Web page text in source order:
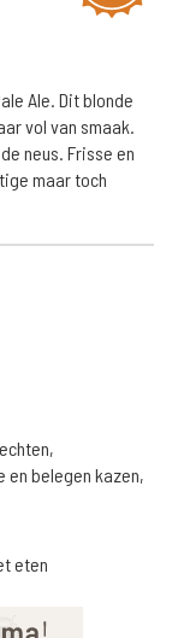
Ale. Dit blonde
vol van smaak.
neus. Frisse en
maar toch
en belegen kazen,
eten